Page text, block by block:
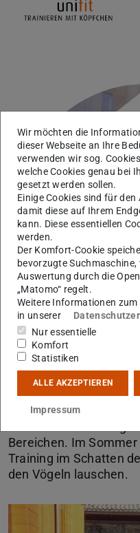
Der Außenbereich des
schönen großen
Trainingsfläche. Über
Bereichen. Im
Training im Schatten
den Vögeln lauschen.
Wir möchten die
dieser Webseite an Ihre
verwenden wir sog.
welche Cookies genau bei
gesetzt werden sollen.
Einige Cookies sind für
damit diese auf Ihrem
kann. Diese essentiellen
werden.
Der Komfort-Cookie
bevorzugte Suchmaschine,
Auswertung durch die
„Matomo“ regelt.
Weitere Informationen zum
in unserer
Nur essentielle
Komfort
Statistiken
ALLE AKZEPTIEREN
Impressum